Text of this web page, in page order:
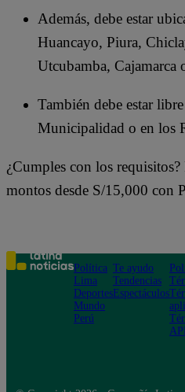
Además, debe estar
Huancayo, Piura,
Utcubamba, Cajamarca
También debe estar
Municipalidad o en los
¿Cumples con los requisitos?
montos desde S/15,000 con
Política
Lima
Deportes
Mundo
Perú
Te ayudo
Tendencias
Espectáculos